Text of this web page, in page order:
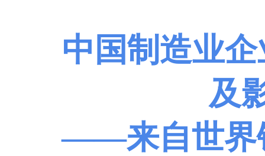
中国制造业
及
——来自世界